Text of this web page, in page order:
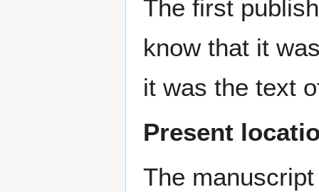
The first
know that it
it was the text
Present
The